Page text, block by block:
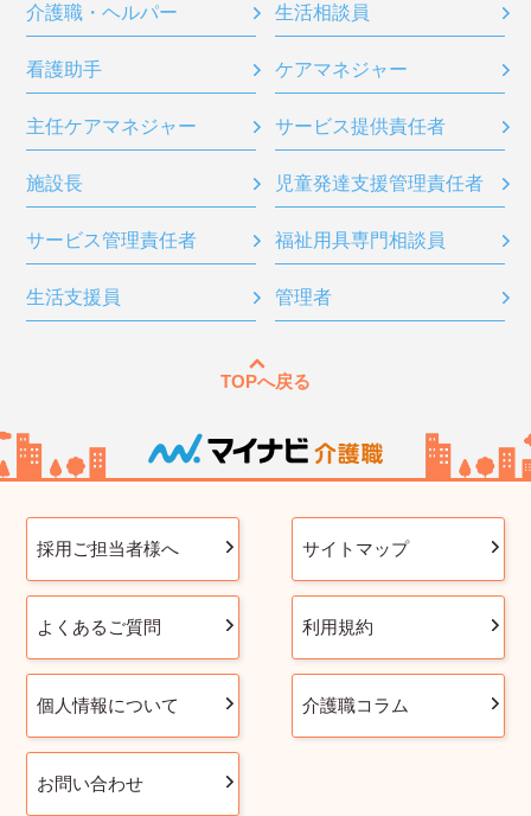
介護職・ヘルパー 生活相談員
看護助手 ケアマネジャー
主任ケアマネジャー サービス提供責任者
施設長 児童発達支援管理責任者
サービス管理責任者 福祉用具専門相談員
生活支援員 管理者
TOPへ戻る
採用ご担当者様へ サイトマップ
よくあるご質問 利用規約
個人情報について 介護職コラム
お問い合わせ